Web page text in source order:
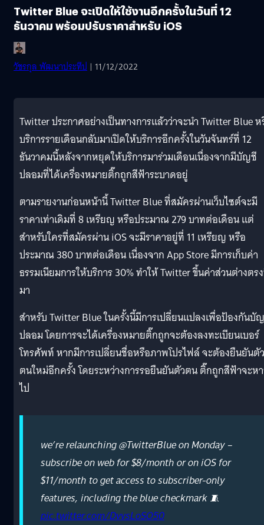
Twitter Blue จะเปิดให้ใช้งานอีกครั้งในวันที่ 12
ธันวาคม พร้อมปรับราคาสำหรับ iOS
วัชรกุล พัฒนาประทีป | 11/12/2022
Twitter ประกาศอย่างเป็นทางการแล้วว่าจะนำ Twitter Blue
บริการรายเดือนกลับมาเปิดให้บริการอีกครั้งในวันจันทร์ที่ 12
ธันวาคมนี้หลังจากหยุดให้บริการมาร่วมเดือนเนื่องจากมีบัญชี
ปลอมที่ได้เครื่องหมายติ๊กถูกสีฟ้าระบาดอยู่
ตามรายงานก่อนหน้านี้ Twitter Blue ที่สมัครผ่านเว็บไซต์จะมี
ราคาเท่าเดิมที่ 8 เหรียญ หรือประมาณ 279 บาทต่อเดือน แต่
สำหรับใครที่สมัครผ่าน iOS จะมีราคาอยู่ที่ 11 เหรียญ​ หรือ
ประมาณ 380 บาทต่อเดือน เนื่องจาก App Store มีการเก็บค่า
ธรรมเนียมการให้บริการ 30% ทำให้ Twitter ขึ้นค่าส่วนต่างตร
มา
สำหรับ Twitter Blue ในครั้งนี้มีการเปลี่ยนแปลงเพื่อป้องกันบั
ปลอม โดยการจะได้เครื่องหมายติ๊กถูกจะต้องลงทะเบียนเบอร์
โทรศัพท์ หากมีการเปลี่ยนชื่อหรือภาพโปรไฟล์ จะต้องยืนยันตัว
ตนใหม่อีกครั้ง โดยระหว่างการรอยืนยันตัวตน ติ๊กถูกสีฟ้าจะห
ไป
we’re relaunching @TwitterBlue on Monday –
subscribe on web for $8/month or on iOS for
$11/month to get access to subscriber-only
features, including the blue checkmark 🧵
pic.twitter.com/DvvsLoSO50